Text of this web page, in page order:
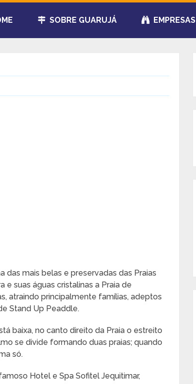
SOBRE GUARUJÁ EMPRESAS
das mais belas e preservadas das Praias
e suas águas cristalinas a Praia de
atraindo principalmente famílias, adeptos
Stand Up Peaddle.
baixa, no canto direito da Praia o estreito
se divide formando duas praias; quando
só.
Hotel e Spa Sofitel Jequitimar,